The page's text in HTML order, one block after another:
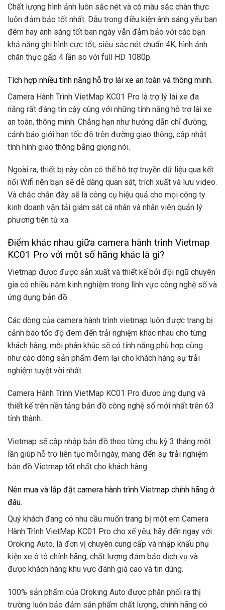
Chất lượng hình ảnh luôn sắc nét và có màu sắc chân thực
luôn đảm bảo tốt nhất. Dẫu trong điều kiện ánh sáng yếu ban
đêm hay ánh sáng tốt ban ngày vẫn đảm bảo với các bạn
khả năng ghi hình cực tốt, siêu sắc nét chuẩn 4K, hình ảnh
chân thực gấp 4 lần so với full HD 1080p.
Tích hợp nhiều tính năng hỗ trợ lái xe an toàn và thông minh.
Camera Hành Trình VietMap KC01 Pro là trợ lý lái xe đa
năng rất đáng tin cậy cùng với những tính năng hỗ trợ lái xe
an toàn, thông minh. Chẳng hạn như hướng dẫn chỉ đường,
cảnh báo giới hạn tốc độ trên đường giao thông, cập nhật
tình hình giao thông bằng giọng nói.
Ngoài ra, thiết bị này còn có thể hỗ trợ truyền dữ liệu qua kết
nối Wifi nên bạn sẽ dễ dàng quan sát, trích xuất và lưu video.
Và chắc chắn đây sẽ là công cụ hiệu quả cho mọi công ty
kinh doanh vận tải giám sát cá nhân và nhân viên quản lý
phương tiện từ xa.
Điểm khác nhau giữa camera hành trình Vietmap
KC01 Pro với một số hãng khác là gì?
Vietmap được được sản xuất và thiết kế bởi đội ngũ chuyên
gia có nhiều năm kinh nghiệm trong lĩnh vực công nghệ số và
ứng dụng bản đồ.
Các dòng của camera hành trình vietmap luôn được trang bị
cảnh báo tốc độ đem đến trải nghiệm khác nhau cho từng
khách hàng, mỗi phân khúc sẽ có tính năng phù hợp cũng
như các dòng sản phẩm đem lại cho khách hàng sự trải
nghiệm tuyệt vời nhất.
Camera Hành Trình VietMap KC01 Pro được ứng dụng và
thiết kế trên nền tảng bản đồ công nghệ số mới nhất trên 63
tỉnh thành.
Vietmap sẽ cập nhập bản đồ theo từng chu kỳ 3 tháng một
lần giúp hỗ trợ liên tục mỗi ngày, mang đến sự trải nghiệm
bản đồ Vietmap tốt nhất cho khách hàng.
Nên mua và lắp đặt camera hành trình Vietmap chính hãng ở
đâu.
Quý khách đang có nhu cầu muốn trang bị một em Camera
Hành Trình VietMap KC01 Pro cho xế yêu, hãy đến ngay với
Oroking Auto, là đơn vị chuyên cung cấp và nhập khẩu phụ
kiện xe ô tô chính hãng, chất lượng đảm bảo dịch vụ và
được khách hàng khu vực đánh giá cao và tin dùng.
100% sản phẩm của Oroking Auto được phân phối ra thị
trường luôn bảo đảm sản phẩm chất lượng, chính hãng có